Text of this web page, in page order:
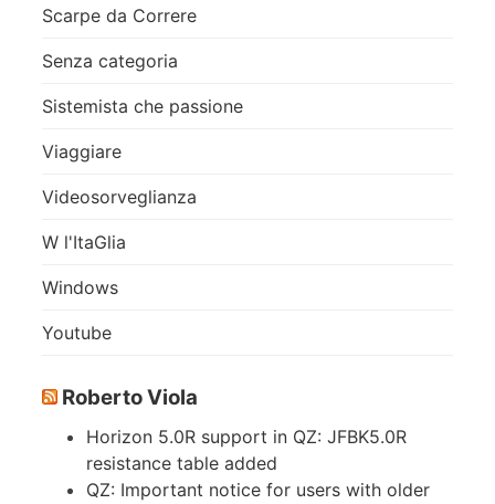
Scarpe da Correre
Senza categoria
Sistemista che passione
Viaggiare
Videosorveglianza
W l'ItaGlia
Windows
Youtube
Roberto Viola
Horizon 5.0R support in QZ: JFBK5.0R
resistance table added
QZ: Important notice for users with older